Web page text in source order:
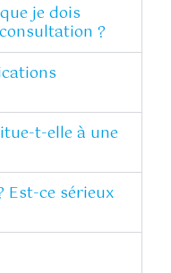
je dois
?
t-elle à une
Est-ce sérieux